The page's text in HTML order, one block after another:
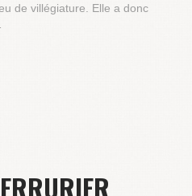
de villégiature. Elle a donc